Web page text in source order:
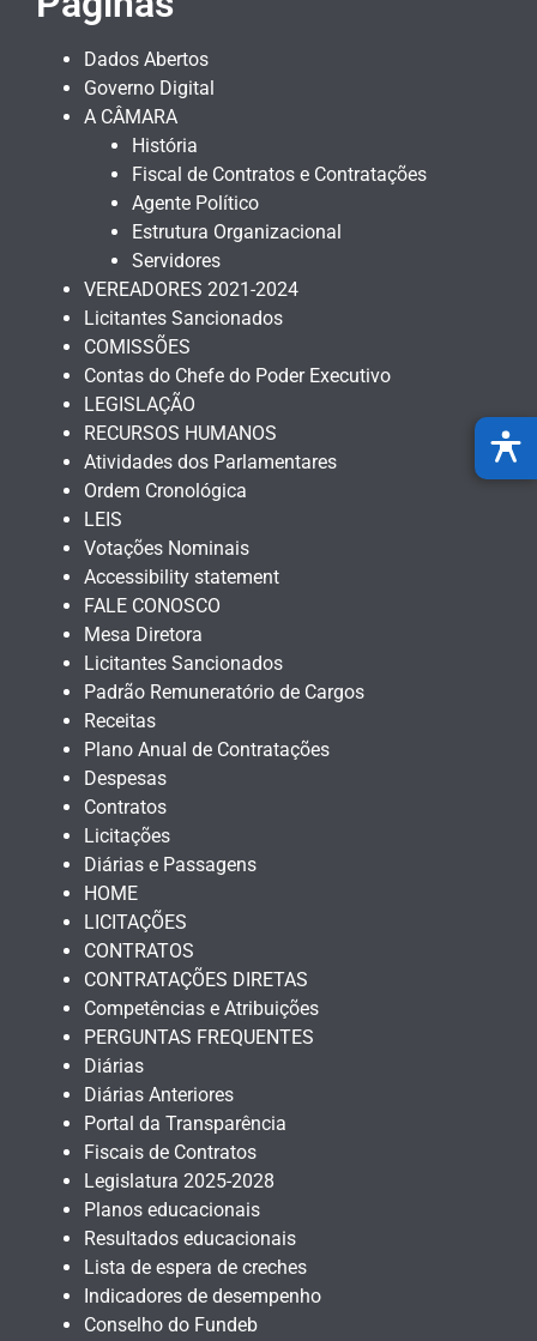
Dados Abertos
Governo Digital
A CÂMARA
História
Fiscal de Contratos e Contratações
Agente Político
Estrutura Organizacional
Servidores
VEREADORES 2021-2024
Licitantes Sancionados
COMISSÕES
Contas do Chefe do Poder Executivo
LEGISLAÇÃO
RECURSOS HUMANOS
Atividades dos Parlamentares
Ordem Cronológica
LEIS
Votações Nominais
Accessibility statement
FALE CONOSCO
Mesa Diretora
Licitantes Sancionados
Padrão Remuneratório de Cargos
Receitas
Plano Anual de Contratações
Despesas
Contratos
Licitações
Diárias e Passagens
HOME
LICITAÇÕES
CONTRATOS
CONTRATAÇÕES DIRETAS
Competências e Atribuições
PERGUNTAS FREQUENTES
Diárias
Diárias Anteriores
Portal da Transparência
Fiscais de Contratos
Legislatura 2025-2028
Planos educacionais
Resultados educacionais
Lista de espera de creches
Indicadores de desempenho
Conselho do Fundeb